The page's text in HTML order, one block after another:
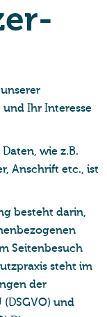
und Ihr Interesse
wie z.B.
Anschrift etc., ist
besteht darin,
Seitenbesuch
steht im
der
und